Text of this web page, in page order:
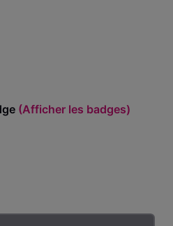
(Afficher les badges)